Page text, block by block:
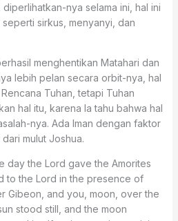
nya selama ini, hal ini
sirkus, menyanyi, dan
menghentikan Matahari dan
lebih pelan secara orbit-nya, hal
Tuhan, tetapi Tuhan
hal itu, karena Ia tahu bahwa hal
nya. Ada Iman dengan faktor
mulut Joshua.
day the Lord gave the Amorites
to the Lord in the presence of
Gibeon, and you, moon, over the
stood still, and the moon